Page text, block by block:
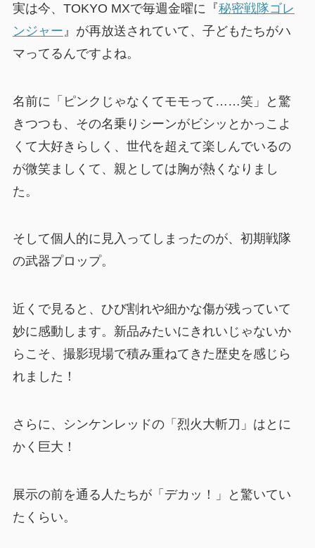
実は今、TOKYO MXで毎週金曜に『秘密戦隊ゴレ
ンジャー 』が再放送されていて、子どもたちがハ
マってるんですよね。
名前に「ピンクじゃなくてモモって……笑」と驚
きつつも、その名乗りシーンがビシッとかっこよ
くて大好きらしく、世代を超えて楽しんでいるの
が微笑ましくて、親としては胸が熱くなりまし
た。
そして個人的に見入ってしまったのが、初期戦隊
の武器プロップ。
近くで見ると、ひび割れや細かな傷が残っていて
妙に感動します。新品みたいにきれいじゃないか
らこそ、撮影現場で積み重ねてきた歴史を感じら
れました！
さらに、シンケンレッドの「烈火大斬刀」はとに
かく巨大！
展示の前を通る人たちが「デカッ！」と驚いてい
たくらい。